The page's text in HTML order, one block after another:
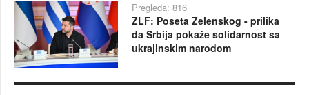
Pregleda: 816
ZLF: Poseta Zelenskog - prilika
da Srbija pokaže solidarnost sa
ukrajinskim narodom